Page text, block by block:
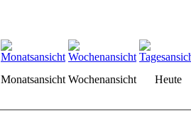
Monatsansicht Wochenansicht Heute